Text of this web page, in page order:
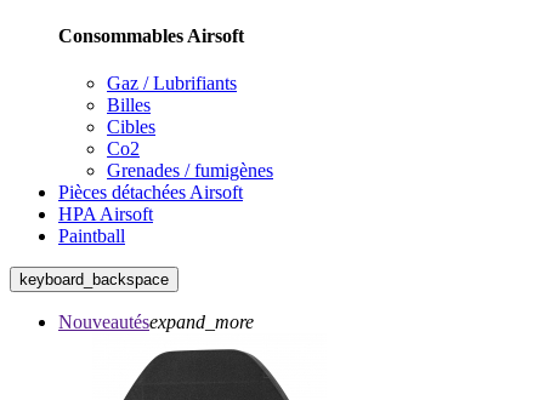
Consommables Airsoft
Gaz / Lubrifiants
Billes
Cibles
Co2
Grenades / fumigènes
Pièces détachées Airsoft
HPA Airsoft
Paintball
keyboard_backspace
Nouveautésexpand_more